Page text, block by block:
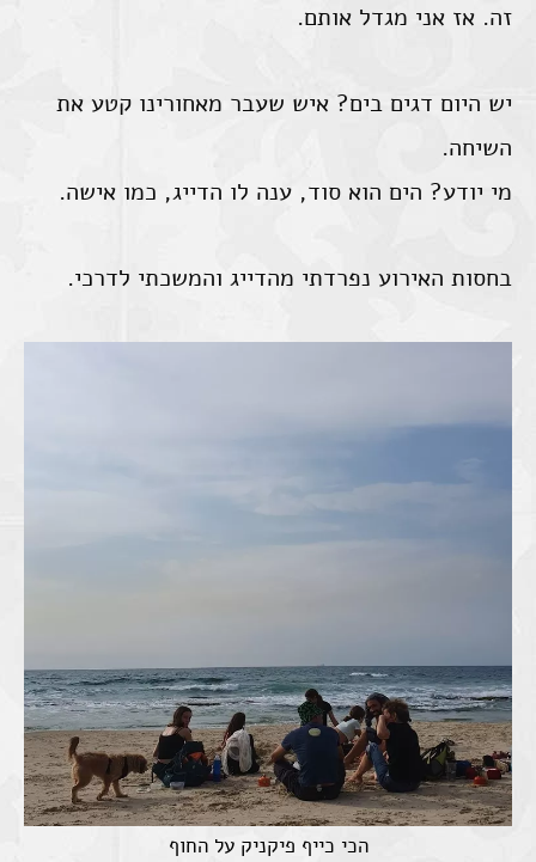
זה. אז אני מגדל אותם.
יש היום דגים בים? איש שעבר מאחורינו קטע את
השיחה.
מי יודע? הים הוא סוד, ענה לו הדייג, כמו אישה.
בחסות האירוע נפרדתי מהדייג והמשכתי לדרכי.
הכי כייף פיקניק על החוף